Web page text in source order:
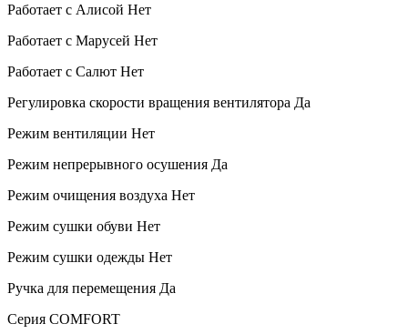
Работает с Алисой Нет
Работает с Марусей Нет
Работает с Салют Нет
Регулировка скорости вращения вентилятора Да
Режим вентиляции Нет
Режим непрерывного осушения Да
Режим очищения воздуха Нет
Режим сушки обуви Нет
Режим сушки одежды Нет
Ручка для перемещения Да
Серия COMFORT